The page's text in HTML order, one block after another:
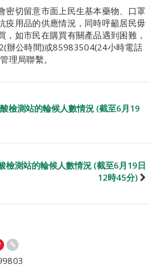
密切留意市面上民生基本藥物、口罩
疫用品的供應情況，同時呼籲居民毋
，如市民在購買有關產品遇到困難，
辦公時間)或85983504(24小時電話
理局聯繫。
檢測站的輪候人數情況 (截至6月19
檢測站的輪候人數情況 (截至6月19日
12時45分)